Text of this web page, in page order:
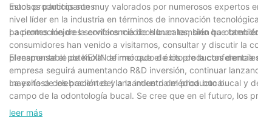
muchos participantes.
Estos productos son muy valorados por numerosos expertos
nivel líder en la industria en términos de innovación
pacientes mejores servicios médicos bucales, sino que
La promoción de la conferencia de Hunan también ha
consumidores han venido a visitarnos, consultar y discutir la
plenamente el potencial de mercado de los productos
El responsable de KEXIN afirmó que el éxito de la
empresa seguirá aumentando R&D inversión, continuar
mayoría de los pacientes y a la industria médica bucal.
La exitosa celebración del lanzamiento del producto bucal y
campo de la odontología bucal. Se cree que en el futuro, los
nacionales y globales.
leer más